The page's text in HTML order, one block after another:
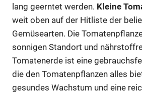
lang geerntet werden. Kleine
weit oben auf der Hitliste der
Gemüsearten. Die
sonnigen Standort und
Tomatenerde ist eine
die den Tomatenpflanzen alles
gesundes Wachstum und eine